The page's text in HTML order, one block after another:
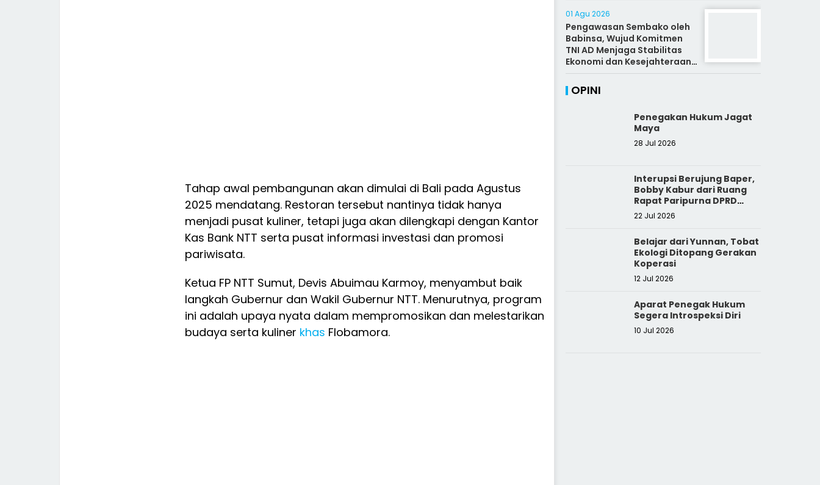
Tahap awal pembangunan akan dimulai di Bali pada Agustus
2025 mendatang. Restoran tersebut nantinya tidak hanya
menjadi pusat kuliner, tetapi juga akan dilengkapi dengan Kantor
Kas Bank NTT serta pusat informasi investasi dan promosi
pariwisata.
Ketua FP NTT Sumut, Devis Abuimau Karmoy, menyambut baik
langkah Gubernur dan Wakil Gubernur NTT. Menurutnya, program
ini adalah upaya nyata dalam mempromosikan dan melestarikan
budaya serta kuliner khas Flobamora.
01 Agu 2026
Pengawasan Sembako oleh
Babinsa, Wujud Komitmen
TNI AD Menjaga Stabilitas
Ekonomi dan Kesejahteraan
Rakyat
OPINI
Penegakan Hukum Jagat
Maya
28 Jul 2026
Interupsi Berujung Baper,
Bobby Kabur dari Ruang
Rapat Paripurna DPRD
Sumut
22 Jul 2026
Belajar dari Yunnan, Tobat
Ekologi Ditopang Gerakan
Koperasi
12 Jul 2026
Aparat Penegak Hukum
Segera Introspeksi Diri
10 Jul 2026